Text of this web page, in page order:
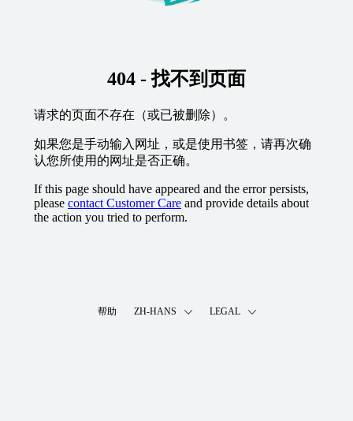
404 - 找不到页面
请求的页面不存在（或已被删除）。
如果您是手动输入网址，或是使用书签，请再次确
认您所使用的网址是否正确。
If this page should have appeared and the error persists,
please contact Customer Care and provide details about
the action you tried to perform.
帮助 ZH-HANS LEGAL